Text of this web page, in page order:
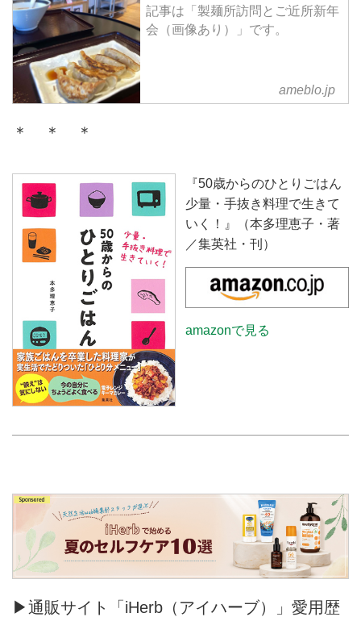
記事は「製麺所訪問とご近所新年
会（画像あり）」です。
ameblo.jp
＊ ＊ ＊
『50歳からのひとりごはん
少量・手抜き料理で生きて
いく！』（本多理恵子・著
／集英社・刊）
amazonで見る
▶通販サイト「iHerb（アイハーブ）」愛用歴